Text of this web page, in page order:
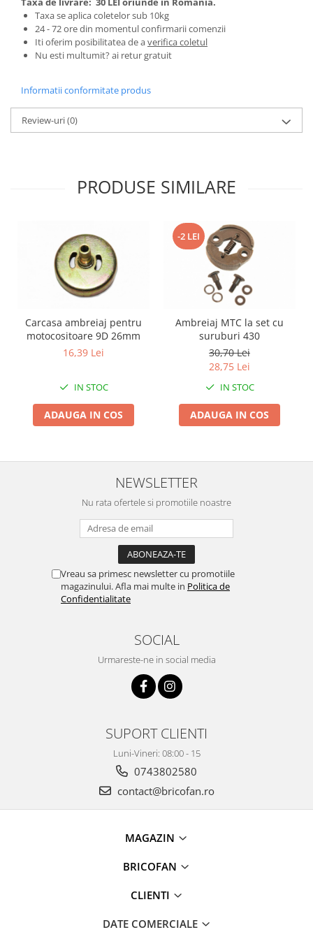
Tractoraș de tuns gazonul
Zootehnie
Incubatoare, oparitoare si
deplumatoare
Aparate de tuns animale
Piese si accesorii aparate de tuns
animale
Masini batut stalpi si accesorii
Mobilier gradina
Corturi, Prelate si plase de
Zdrobitoare si teascuri
Zdrobitoare electrice & manuale
Zdrobitoare manuale
Masini de cusut si accesorii
Sere si solarii
Suflante si aspiratoare exterior
Unelte manuale de gradina -
Folie si plase pt plante
Masini de maturat manuale
Aragaze, plite, piese butelii de
Accesorii aragaze & butelii
Lumina de crestere pentru plante
Taxa se aplica coletelor sub 10kg
24 - 72 ore din momentul confirmarii comenzii
Iti oferim posibilitatea de averifica coletul
Nu esti multumit? ai retur gratuit
Informatii conformitate produs
Review-uri(0)
PRODUSE SIMILARE
Carcasa ambreiaj pentru
motocositoare 9D 26mm
16,39 Lei
IN STOC
ADAUGA IN COS
-2 LEI
Ambreiaj MTC la set cu
suruburi 430
30,70 Lei
28,75 Lei
IN STOC
ADAUGA IN COS
NEWSLETTER
Nu rata ofertele si promotiile noastre
Vreau sa primesc newsletter cu promotiile
magazinului. Afla mai multe in Politica de
Confidentialitate
SOCIAL
Urmareste-ne in social media
SUPORT CLIENTI
Luni-Vineri: 08:00 - 15
0743802580
contact@bricofan.ro
MAGAZIN
BRICOFAN
CLIENTI
DATE COMERCIALE